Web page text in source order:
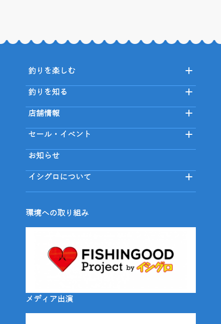
釣りを楽しむ
釣りを知る
店舗情報
セール・イベント
お知らせ
イシグロについて
環境への取り組み
メディア出演